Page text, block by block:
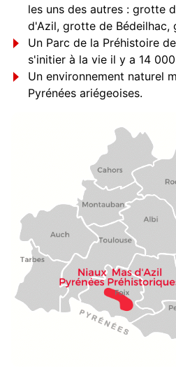
les uns des autres : grotte
d'Azil, grotte de Bédeilhac,
Un Parc de la Préhistoire
s'initier à la vie il y a 14
Un environnement naturel
Pyrénées ariégeoises.